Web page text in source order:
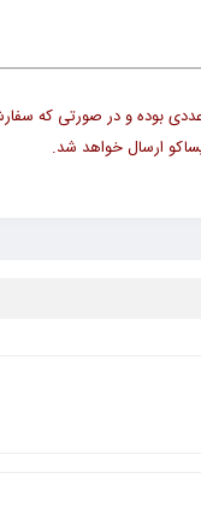
بندی این محصول 10 عددی بوده و در
ارسال خواهد شد.